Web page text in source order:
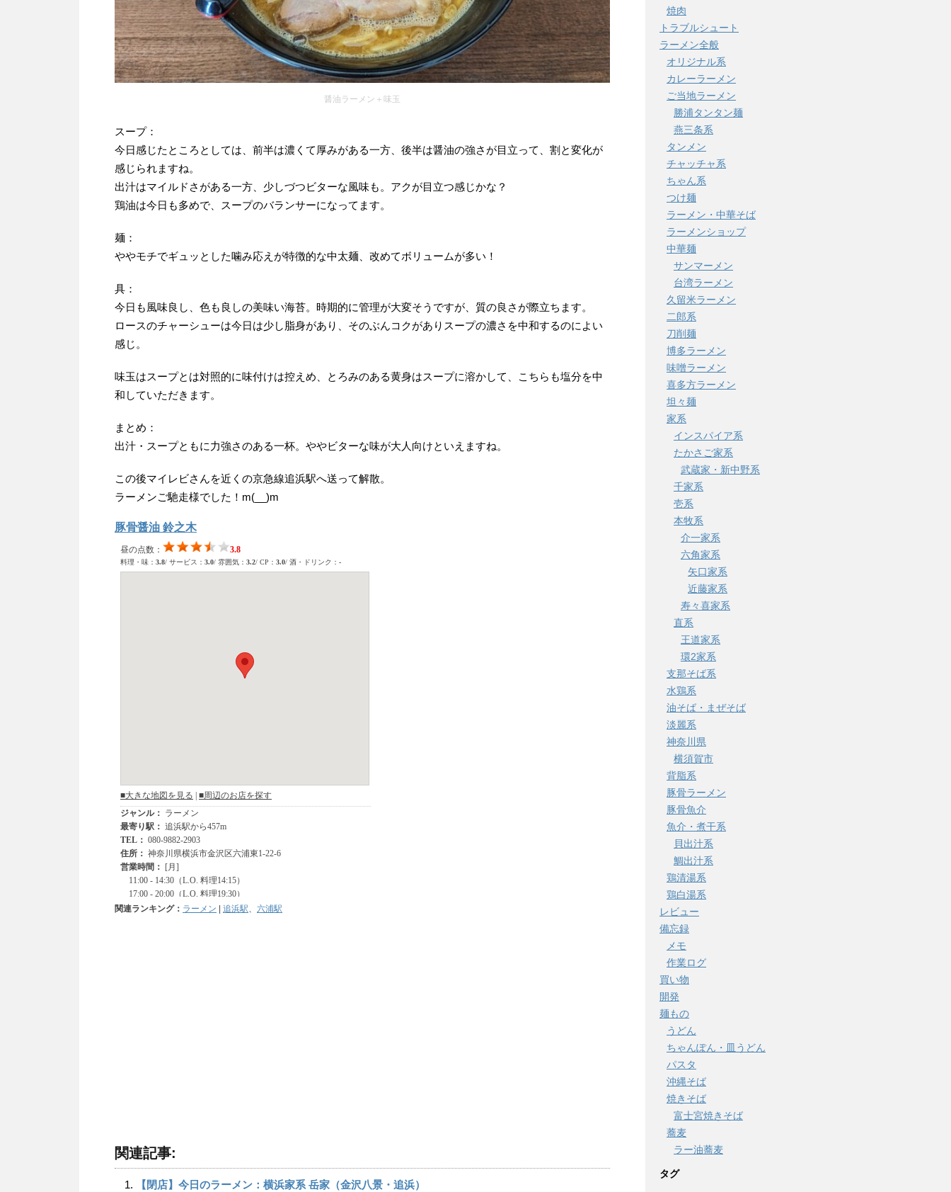
醤油ラーメン＋味玉
スープ：
今日感じたところとしては、前半は濃くて厚みがある一方、後半は醤油の強さが目立って、割と変化が
感じられますね。
出汁はマイルドさがある一方、少しづつビターな風味も。アクが目立つ感じかな？
鶏油は今日も多めで、スープのバランサーになってます。
麺：
ややモチでギュッとした噛み応えが特徴的な中太麺、改めてボリュームが多い！
具：
今日も風味良し、色も良しの美味い海苔。時期的に管理が大変そうですが、質の良さが際立ちます。
ロースのチャーシューは今日は少し脂身があり、そのぶんコクがありスープの濃さを中和するのによい
感じ。
味玉はスープとは対照的に味付けは控えめ、とろみのある黄身はスープに溶かして、こちらも塩分を中
和していただきます。
まとめ：
出汁・スープともに力強さのある一杯。ややビターな味が大人向けといえますね。
この後マイレビさんを近くの京急線追浜駅へ送って解散。
ラーメンご馳走様でした！m(__)m
豚骨醤油 鈴之木
関連ランキング： ラーメン 追浜駅、 六浦駅
関連記事:
【閉店】今日のラーメン：横浜家系 岳家（金沢八景・追浜）
焼肉
トラブルシュート
ラーメン全般
オリジナル系
カレーラーメン
ご当地ラーメン
勝浦タンタン麺
燕三条系
タンメン
チャッチャ系
ちゃん系
つけ麺
ラーメン・中華そば
ラーメンショップ
中華麺
サンマーメン
台湾ラーメン
久留米ラーメン
二郎系
刀削麺
博多ラーメン
味噌ラーメン
喜多方ラーメン
坦々麺
家系
インスパイア系
たかさご家系
武蔵家・新中野系
千家系
壱系
本牧系
介一家系
六角家系
矢口家系
近藤家系
寿々喜家系
直系
王道家系
環2家系
支那そば系
水鶏系
油そば・まぜそば
淡麗系
神奈川県
横須賀市
背脂系
豚骨ラーメン
豚骨魚介
魚介・煮干系
貝出汁系
鯛出汁系
鶏清湯系
鶏白湯系
レビュー
備忘録
メモ
作業ログ
買い物
開発
麺もの
うどん
ちゃんぽん・皿うどん
パスタ
沖縄そば
焼きそば
富士宮焼きそば
蕎麦
ラー油蕎麦
タグ